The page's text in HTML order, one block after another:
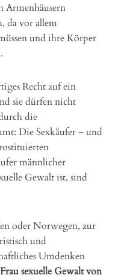
Armenhäusern
da vor allem
und ihre Körper
Recht auf ein
sie dürfen nicht
die
Die Sexkäufer – und
männlicher
Gewalt ist, sind
oder Norwegen, zur
und
Umdenken
sexuelle Gewalt von